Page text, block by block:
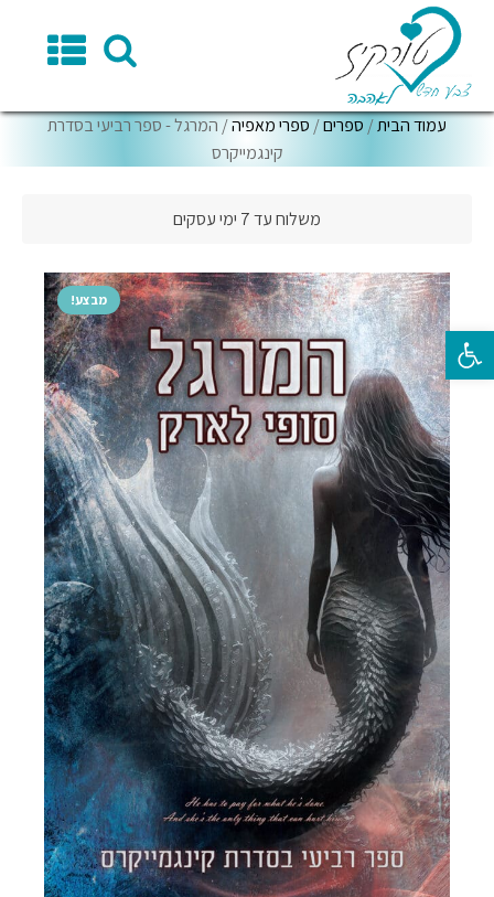
פתח סרגל נגישות
עמוד הבית/ ספרים/ ספרי מאפיה/ המרגל - ספר רביעי בסדרת
קינגמייקרס
משלוח עד 7 ימי עסקים
מבצע!